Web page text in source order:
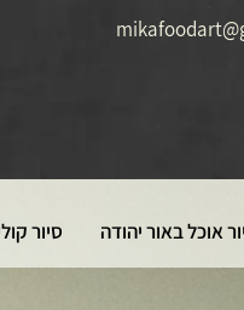
אוכל באור יהודה סיור